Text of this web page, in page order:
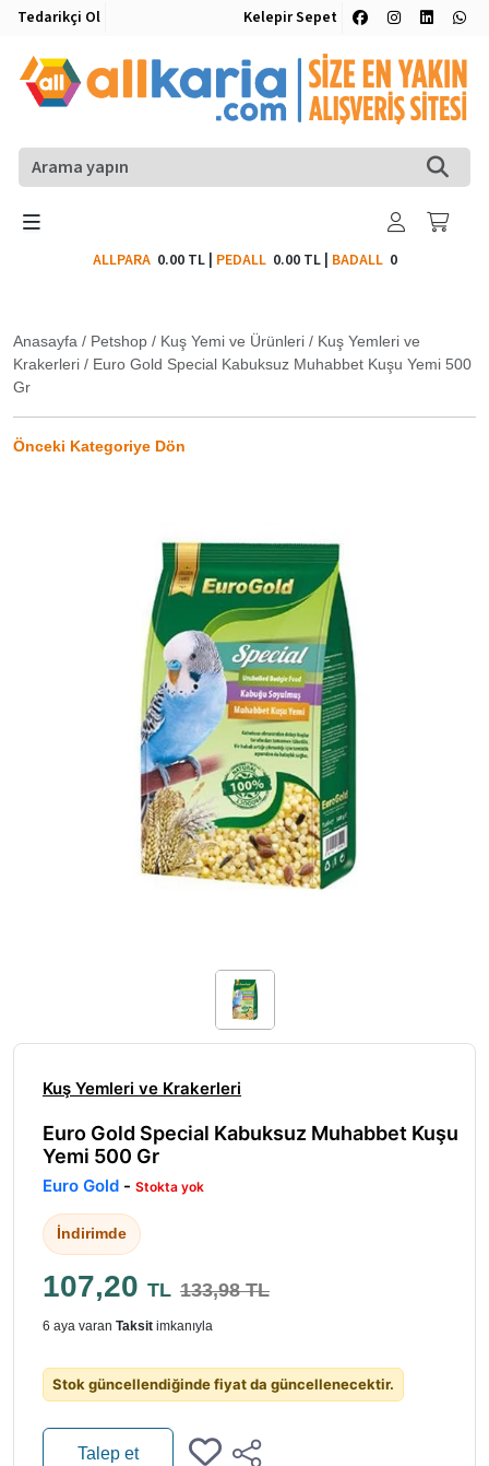
Tedarikçi Ol Kelepir Sepet
ALLPARA 0.00 TL| PEDALL 0.00 TL| BADALL0
Anasayfa / Petshop / Kuş Yemi ve Ürünleri / Kuş Yemleri ve
Krakerleri / Euro Gold Special Kabuksuz Muhabbet Kuşu Yemi 500
Gr
Önceki Kategoriye Dön
Kuş Yemleri ve Krakerleri
Euro Gold Special Kabuksuz Muhabbet Kuşu
Yemi 500 Gr
Euro Gold - Stokta yok
İndirimde
107,20 TL 133,98 TL
6 aya varan Taksit imkanıyla
Stok güncellendiğinde fiyat da güncellenecektir.
Talep et